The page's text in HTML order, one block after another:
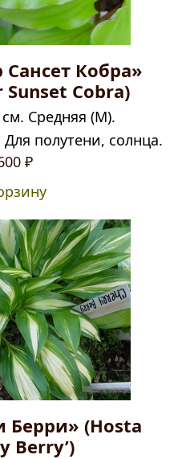
Сансет Кобра»
Cobra)
Средняя (M).
полутени, солнца.
₽
Берри» (Hosta
Berry’)